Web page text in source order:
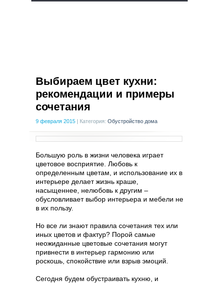
Выбираем цвет кухни:
рекомендации и примеры
сочетания
9 февраля 2015 | Категория: Обустройство дома
Большую роль в жизни человека играет
цветовое восприятие. Любовь к
определенным цветам, и использование их в
интерьере делает жизнь краше,
насыщеннее, нелюбовь к другим –
обусловливает выбор интерьера и мебели не
в их пользу.
Но все ли знают правила сочетания тех или
иных цветов и фактур? Порой самые
неожиданные цветовые сочетания могут
привнести в интерьер гармонию или
роскошь, спокойствие или взрыв эмоций.
Сегодня будем обустраивать кухню, и